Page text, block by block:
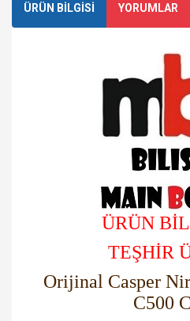
ÜRÜN BİLGİSİ YORUMLAR
ÜRÜN
TEŞHİR
Orijinal Casper
C500